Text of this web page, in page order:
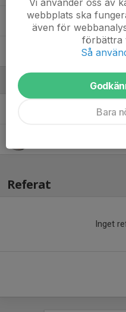
Tage Carlberg
Theo Olausson
Ledare
Christian Olausson
Referat
Inget
webbplats ska
även för
förbättra
Så
Bara